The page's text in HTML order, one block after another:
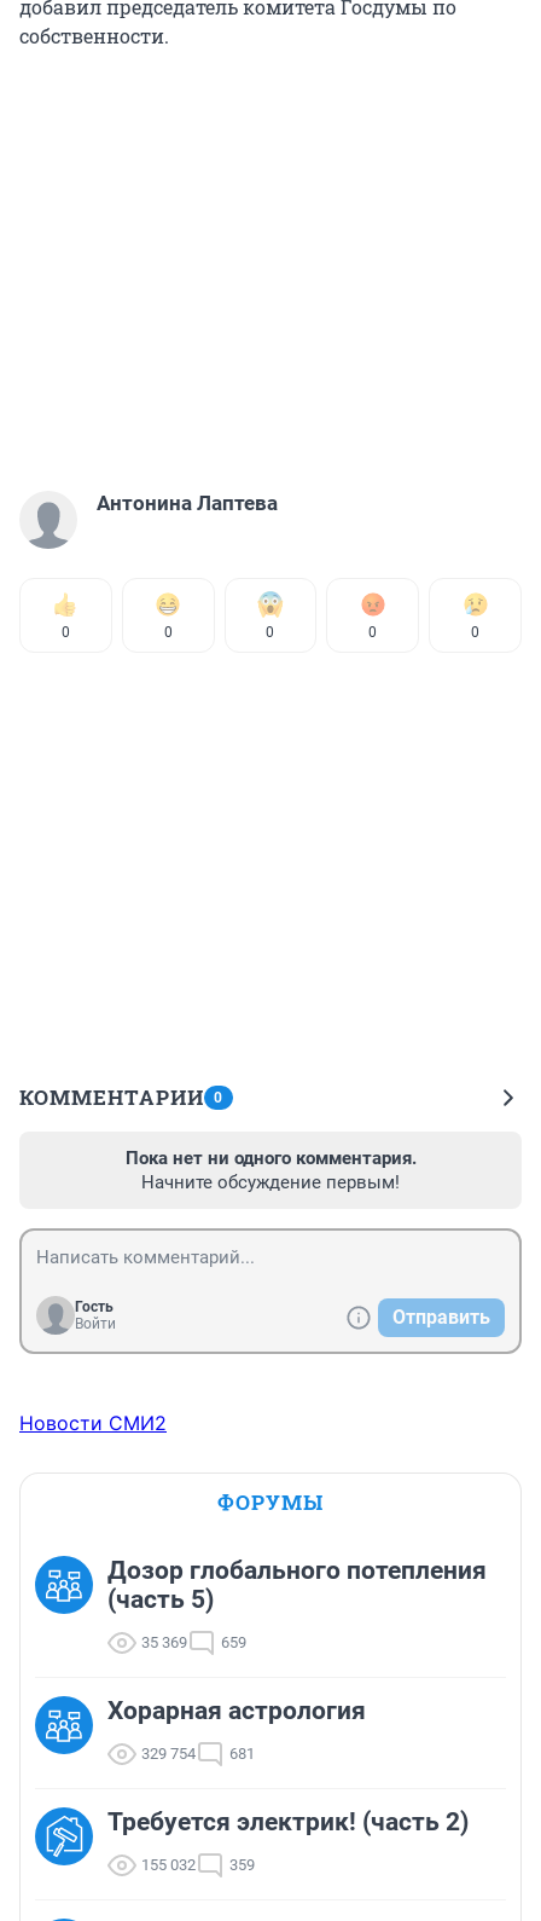
добавил председатель комитета Госдумы по
собственности.
Антонина Лаптева
0 0 0 0 0
КОММЕНТАРИИ 0
Пока нет ни одного комментария.
Начните обсуждение первым!
Гость
Войти
Отправить
Новости СМИ2
ФОРУМЫ
Дозор глобального потепления
(часть 5)
35 369 659
Хорарная астрология
329 754 681
Требуется электрик! (часть 2)
155 032 359